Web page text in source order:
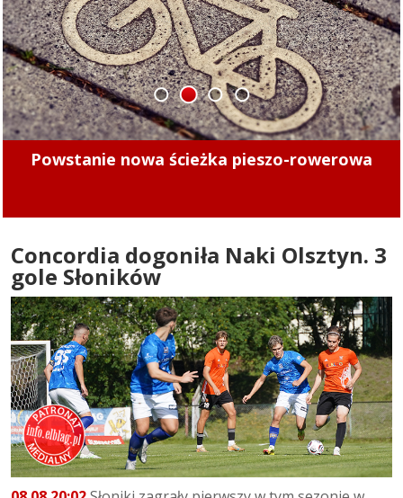
Minęły 4 lata. Sprawdziliśmy, czy kierowcy
1 2 3 4
Concordia dogoniła Naki Olsztyn. 3
gole Słoników